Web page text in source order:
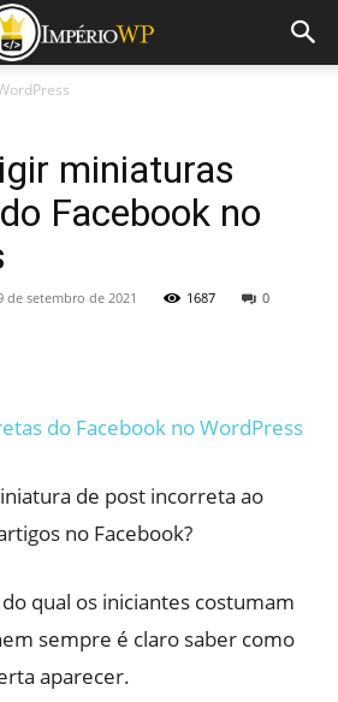
miniaturas
Facebook no
de setembro de 2021 1687 0
de post incorreta ao
no Facebook?
qual os iniciantes costumam
sempre é claro saber como
aparecer.